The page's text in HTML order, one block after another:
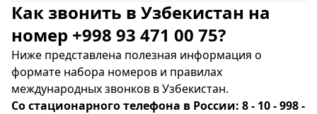
Как звонить в Узбекистан на
номер +998 93 471 00 75?
Ниже представлена полезная информация о
формате набора номеров и правилах
международных звонков в Узбекистан.
Со стационарного телефона в России: 8 - 10 - 998 -